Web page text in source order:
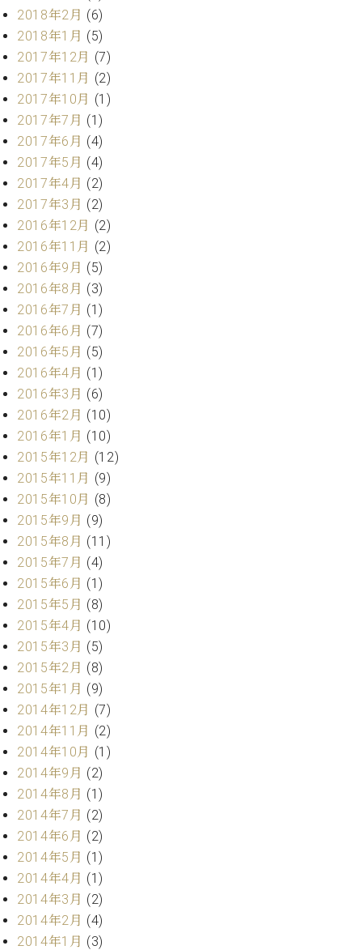
律
師
紹
介
調
律
金
表
お
問
い
わ
せ
尾山調律師のブ
ログ Die
Musikgasse（音
楽の小道）
2018年2月 (6)
2018年1月 (5)
2017年12月 (7)
2017年11月 (2)
2017年10月 (1)
2017年7月 (1)
2017年6月 (4)
2017年5月 (4)
2017年4月 (2)
2017年3月 (2)
2016年12月 (2)
2016年11月 (2)
2016年9月 (5)
2016年8月 (3)
2016年7月 (1)
2016年6月 (7)
2016年5月 (5)
2016年4月 (1)
2016年3月 (6)
2016年2月 (10)
2016年1月 (10)
2015年12月 (12)
2015年11月 (9)
2015年10月 (8)
2015年9月 (9)
2015年8月 (11)
2015年7月 (4)
2015年6月 (1)
2015年5月 (8)
2015年4月 (10)
2015年3月 (5)
2015年2月 (8)
2015年1月 (9)
2014年12月 (7)
2014年11月 (2)
2014年10月 (1)
2014年9月 (2)
2014年8月 (1)
2014年7月 (2)
2014年6月 (2)
2014年5月 (1)
2014年4月 (1)
2014年3月 (2)
2014年2月 (4)
2014年1月 (3)